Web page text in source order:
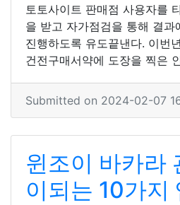
토토사이트 판매점 사용자를
을 받고 자가점검을 통해 결과
진행하도록 유도끝낸다. 이번
건전구매서약에 도장을 찍은
Submitted on 2024-02-07
윈조이 바카라
이되는 10가지